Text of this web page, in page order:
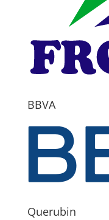
BBVA
Querubin